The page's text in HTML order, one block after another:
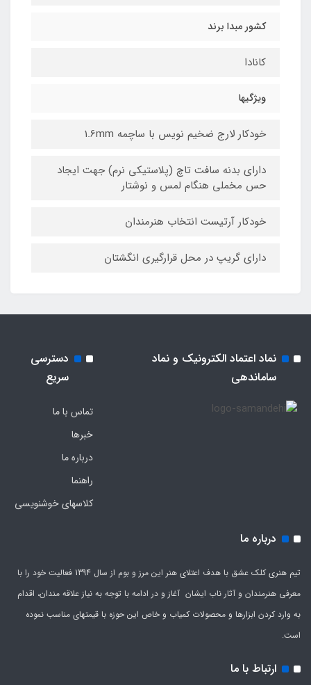
کشور مبدا برند
کانادا
ویژگیها
خودکار لارج ضخیم نویس با ساچمه 1.6mm
دارای بدنه سافت تاچ (پلاستیکی نرم) جهت ایجاد
حس مخملی هنگام لمس و نوشتار
خودکار آرتیست انتخاب هنرمندان
دارای گریپ در محل قرارگیری انگشتان
نماد اعتماد الکترونیک و نماد
ساماندهی
دسترسی
سریع
تماس با ما
خبرها
درباره ما
راهنما
کلاسهای خوشنویسی
درباره ما
تیم هنری کلک عشق با هدف اعتلای هنر این مرز و بوم از سال 1394 فعالیت خود را با
معرفی هنرمندان و آثار ناب ایشان آغاز و در ادامه با توجه به نیاز علاقه مندان، اقدام
به وارد کردن ابزارها و محصولات کمیاب و خاص این حوزه با قیمتهای مناسب نموده
است.
ارتباط با ما